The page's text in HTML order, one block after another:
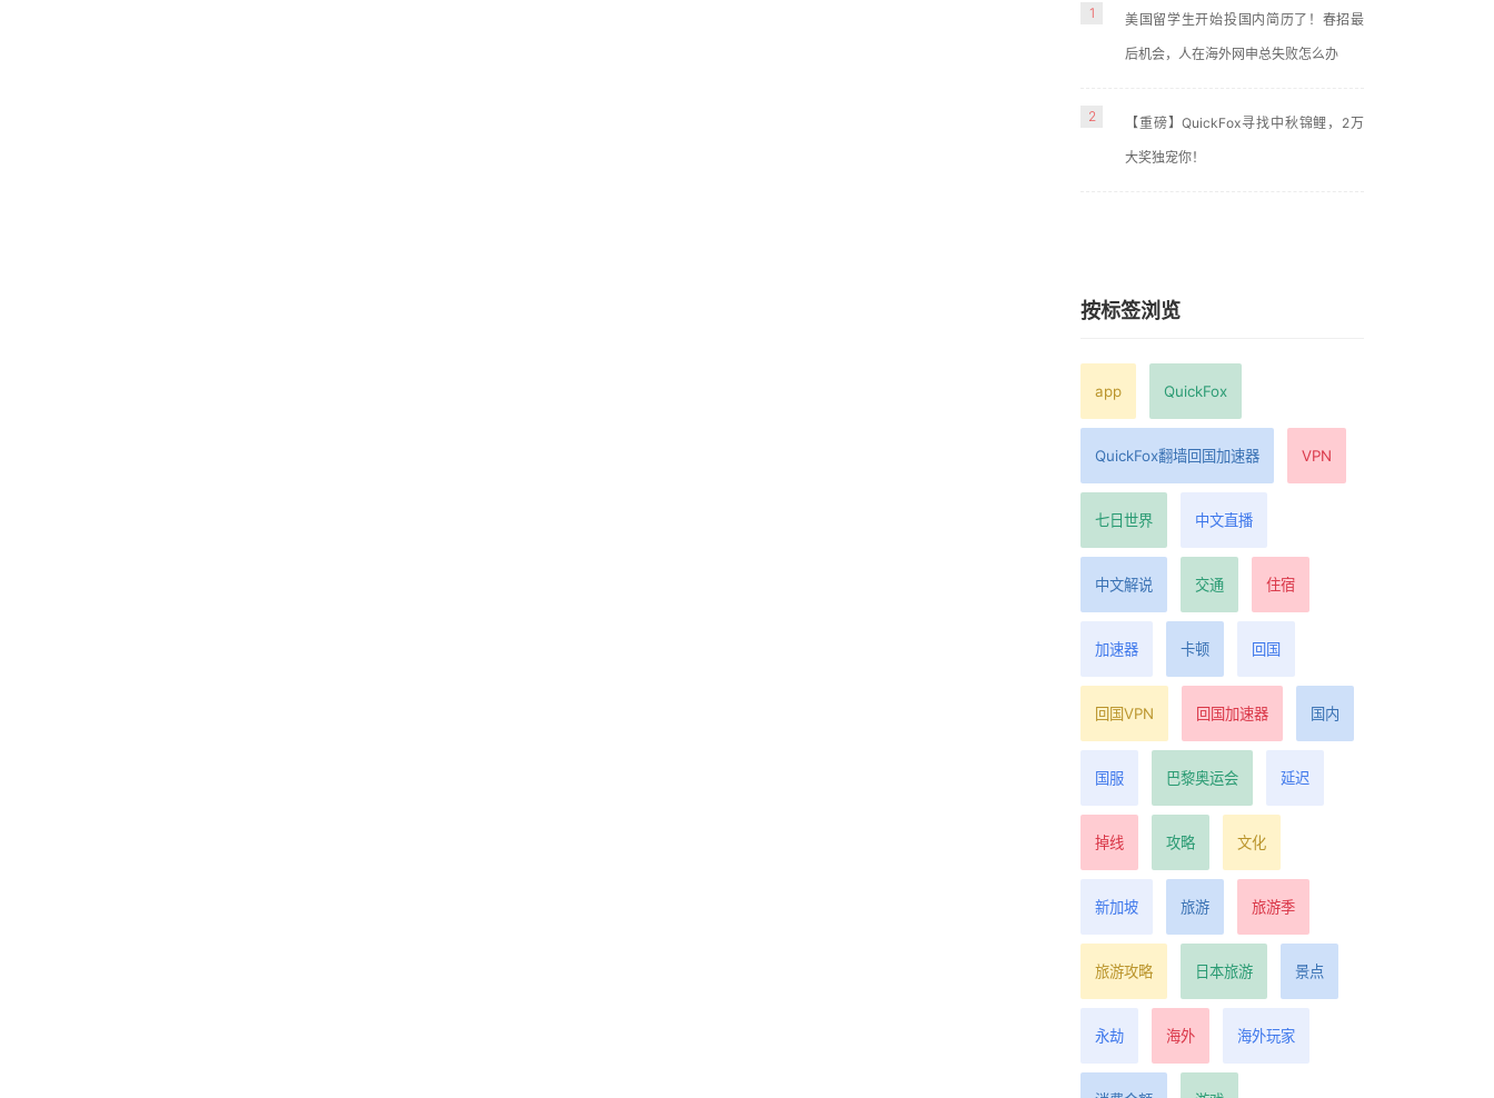
1 美国留学生开始投国内简历了！春招最
后机会，人在海外网申总失败怎么办
2 【重磅】QuickFox寻找中秋锦鲤，2万
大奖独宠你！
按标签浏览
app QuickFox
QuickFox翻墙回国加速器 VPN
七日世界 中文直播
中文解说 交通 住宿
加速器 卡顿 回国
回国VPN 回国加速器 国内
国服 巴黎奥运会 延迟
掉线 攻略 文化
新加坡 旅游 旅游季
旅游攻略 日本旅游 景点
永劫 海外 海外玩家